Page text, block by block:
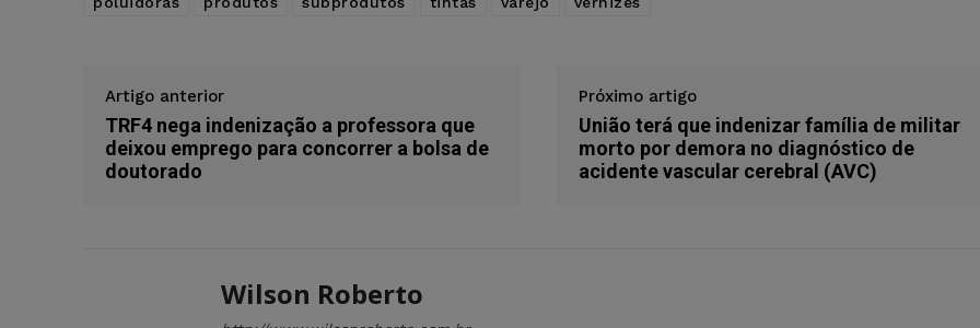
Artigo anterior
TRF4 nega indenização a professora que
deixou emprego para concorrer a bolsa de
doutorado
Próximo artigo
União terá que indenizar família de militar
morto por demora no diagnóstico de
acidente vascular cerebral (AVC)
Wilson Roberto